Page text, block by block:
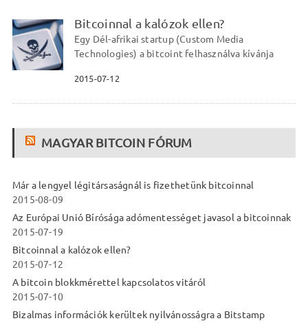
Bitcoinnal a kalózok ellen?
Egy Dél-afrikai startup (Custom Media
Technologies) a bitcoint felhasználva kívánja
2015-07-12
MAGYAR BITCOIN FÓRUM
Már a lengyel légitársaságnál is fizethetünk bitcoinnal
2015-08-09
Az Európai Unió Bírósága adómentességet javasol a bitcoinnak
2015-07-19
Bitcoinnal a kalózok ellen?
2015-07-12
A bitcoin blokkmérettel kapcsolatos vitáról
2015-07-10
Bizalmas információk kerültek nyilvánosságra a Bitstamp